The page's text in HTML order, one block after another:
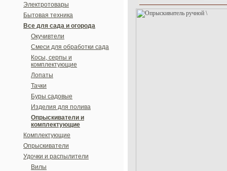
Электротовары
Бытовая техника
Все для сада и огорода
Окучивтели
Смеси для обработки сада
Косы, серпы и
комплектующие
Лопаты
Тачки
Буры садовые
Изделия для полива
Опрыскиватели и
комплектующие
Комплектующие
Опрыскиватели
Удочки и распылители
Вилы